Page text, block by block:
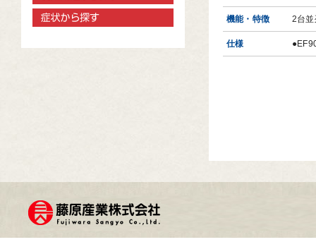
機能・特徴 2台
仕様